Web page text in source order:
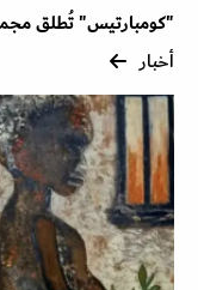
"كومبارتيس" تُطلق
أخبار